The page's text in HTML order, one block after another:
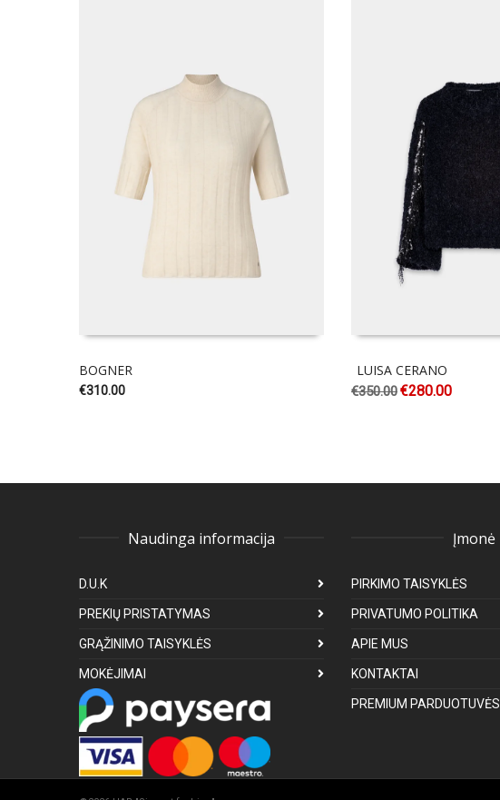
BOGNER
€310.00
LUISA CERANO
€350.00€280.00
Naudinga informacija
D.U.K
PREKIŲ PRISTATYMAS
GRĄŽINIMO TAISYKLĖS
MOKĖJIMAI
Įmonė
PIRKIMO TAISYKLĖS
PRIVATUMO POLITIKA
APIE MUS
KONTAKTAI
PREMIUM PARDUOTUVĖS